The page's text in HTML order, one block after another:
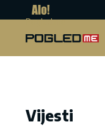
Pogled.me
Vijesti